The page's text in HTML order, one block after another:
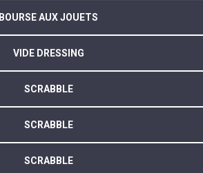
BOURSE AUX JOUETS
VIDE DRESSING
SCRABBLE
SCRABBLE
SCRABBLE